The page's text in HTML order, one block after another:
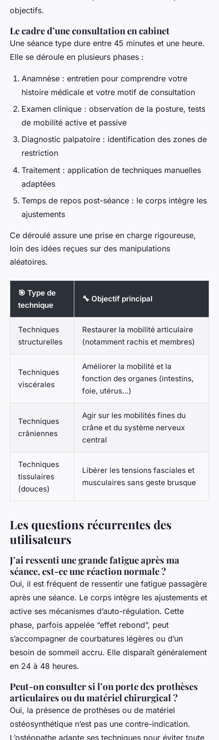
objectifs.
Le cadre d’une consultation en cabinet
Une séance type dure entre 45 minutes et une heure.
Elle se déroule en plusieurs phases :
Anamnèse : entretien pour comprendre votre
histoire médicale et votre motif de consultation
Examen clinique : observation de la posture, tests
de mobilité active et passive
Diagnostic palpatoire : identification des zones de
restriction
Traitement : application de techniques manuelles
adaptées
Temps de repos post-séance : le corps intègre les
ajustements
Ce déroulé assure une prise en charge rigoureuse,
loin des idées reçues sur des manipulations
aléatoires.
🎯 Type de
technique
🔧 Objectif principal
Techniques
structurelles
Restaurer la mobilité articulaire
(notamment rachis et membres)
Techniques
viscérales
Améliorer la mobilité et la
fonction des organes (intestins,
foie, utérus…)
Techniques
crâniennes
Agir sur les mobilités fines du
crâne et du système nerveux
central
Techniques
tissulaires
(douces)
Libérer les tensions fasciales et
musculaires sans geste brusque
Les questions récurrentes des
utilisateurs
J’ai ressenti une grande fatigue après ma
séance, est-ce une réaction normale ?
Oui, il est fréquent de ressentir une fatigue passagère
après une séance. Le corps intègre les ajustements et
active ses mécanismes d’auto-régulation. Cette
phase, parfois appelée “effet rebond”, peut
s’accompagner de courbatures légères ou d’un
besoin de sommeil accru. Elle disparaît généralement
en 24 à 48 heures.
Peut-on consulter si l’on porte des prothèses
articulaires ou du matériel chirurgical ?
Oui, la présence de prothèses ou de matériel
ostéosynthétique n’est pas une contre-indication.
L’ostéopathe adapte ses techniques pour éviter toute